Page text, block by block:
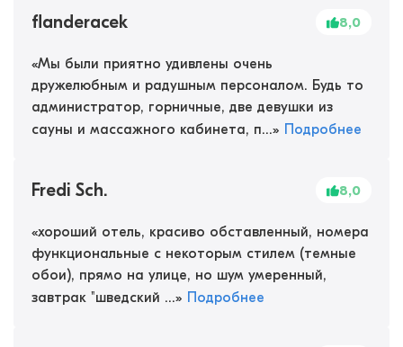
flanderacek 8,0
«Мы были приятно удивлены очень
дружелюбным и радушным персоналом. Будь то
администратор, горничные, две девушки из
сауны и массажного кабинета, п...» Подробнее
Fredi Sch. 8,0
«хороший отель, красиво обставленный, номера
функциональные с некоторым стилем (темные
обои), прямо на улице, но шум умеренный,
завтрак "шведский ...» Подробнее